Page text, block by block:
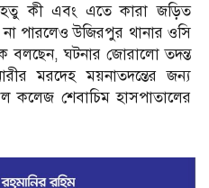
কী এবং এতে কারা জড়িত
না পারলেও উজিরপুর থানার ওসি
বলছেন, ঘটনার জোরালো তদন্ত
মরদেহ ময়নাতদন্তের জন্য
কলেজ শেবাচিম হাসপাতালের